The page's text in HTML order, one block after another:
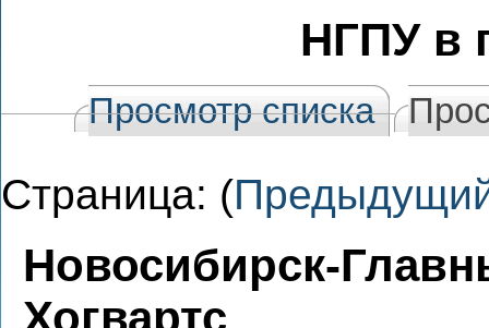
НГПУ в
Просмотр списка
Страница: (
Новосибирск-
Хогвартс